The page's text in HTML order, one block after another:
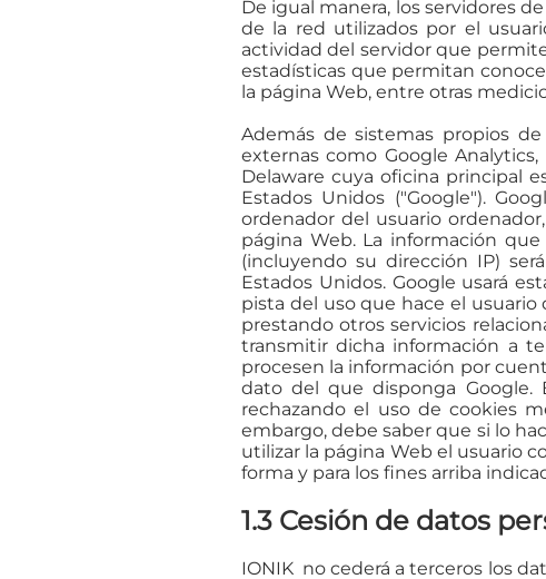
De igual manera, los servidores
de la red utilizados por el
actividad del servidor que
estadísticas que permitan
la página Web, entre otras
Además de sistemas propios
externas como Google
Delaware cuya oficina principal
Estados Unidos ("Google").
ordenador del usuario
página Web. La información
(incluyendo su dirección IP)
Estados Unidos. Google usará
pista del uso que hace el
prestando otros servicios
transmitir dicha información a
procesen la información por
dato del que disponga Google.
rechazando el uso de cookies
embargo, debe saber que si lo
utilizar la página Web el usuario
forma y para los fines arriba
1.3 Cesión de datos
IONIK no cederá a terceros los